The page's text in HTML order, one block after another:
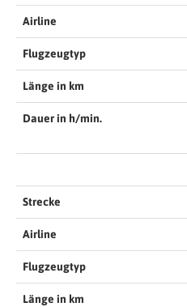
Airline
Flugzeugtyp
Länge in km
Dauer in h/min.
Strecke
Airline
Flugzeugtyp
Länge in km